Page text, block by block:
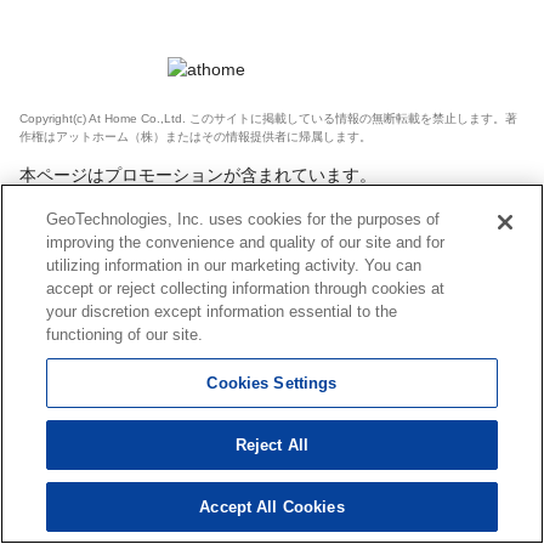
Copyright(c) At Home Co.,Ltd. このサイトに掲載している情報の無断転載を禁止します。著
作権はアットホーム（株）またはその情報提供者に帰属します。
本ページはプロモーションが含まれています。
GeoTechnologies, Inc. uses cookies for the purposes of
improving the convenience and quality of our site and for
utilizing information in our marketing activity. You can
accept or reject collecting information through cookies at
your discretion except information essential to the
functioning of our site.
Cookies Settings
Reject All
Accept All Cookies